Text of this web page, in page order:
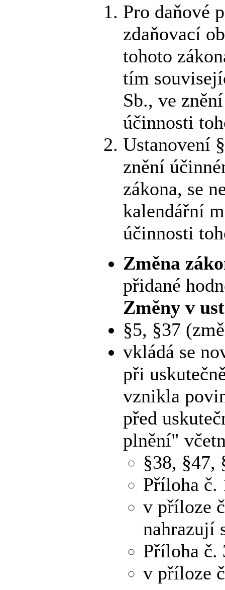
Pro daňové
zdaňovací
tohoto
tím
Sb., ve
účinnosti
Ustanovení
znění
zákona, se
kalendářní
účinnosti
Změna
přidané
Změny v
§5, §37
vkládá se
při
vznikla
před
plnění"
§38, §47,
Příloha č.
v příloze
nahrazují
Příloha č.
v příloze